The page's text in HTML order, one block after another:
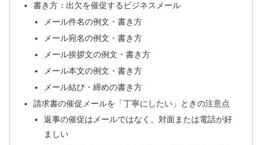
書き方：出欠を催促するビジネスメール
メール件名の例文・書き方
メール宛名の例文・書き方
メール挨拶文の例文・書き方
メール本文の例文・書き方
メール結び・締めの書き方
請求書の催促メールを「丁寧にしたい」ときの注意点
返事の催促はメールではなく、対面または電話が好
ましい